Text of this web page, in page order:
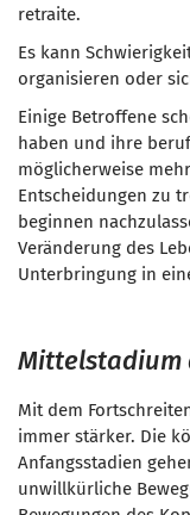
retraite.
Es kann
organisieren oder
Einige Betroffene
haben und ihre
möglicherweise
Entscheidungen zu
beginnen
Veränderung des
Unterbringung in
Mit dem
immer stärker. Die
Anfangsstadien
unwillkürliche